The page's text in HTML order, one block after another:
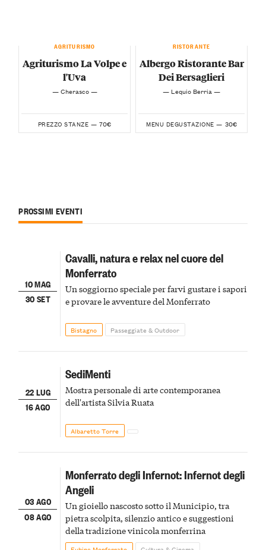
AGRITURISMO
Agriturismo La Volpe e
l'Uva
— Cherasco —
PREZZO STANZE — 70€
RISTORANTE
Albergo Ristorante Bar
Dei Bersaglieri
— Lequio Berria —
MENU DEGUSTAZIONE — 30€
PROSSIMI EVENTI
10 MAG
30 SET
Cavalli, natura e relax nel cuore del
Monferrato
Un soggiorno speciale per farvi gustare i sapori
e provare le avventure del Monferrato
Bistagno Passeggiate & Outdoor
22 LUG
16 AGO
SediMenti
Mostra personale di arte contemporanea
dell'artista Silvia Ruata
Albaretto Torre
03 AGO
08 AGO
Monferrato degli Infernot: Infernot degli
Angeli
Un gioiello nascosto sotto il Municipio, tra
pietra scolpita, silenzio antico e suggestioni
della tradizione vinicola monferrina